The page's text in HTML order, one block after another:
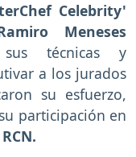
Celebrity'
Meneses
técnicas y
a los jurados
su esfuerzo,
participación en